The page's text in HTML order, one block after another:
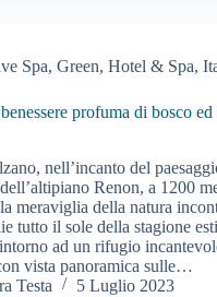
Spa, Green, Hotel & Spa,
profuma di bosco ed
nell’incanto del
Renon, a 1200
meraviglia della natura
tutto il sole della stagione
ad un rifugio
vista panoramica sulle…
Testa
5 Luglio 2023